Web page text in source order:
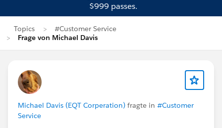
$999 passes.
Topics
#Customer Service
Frage von Michael Davis
Michael Davis (EQT Corperation) fragte in #Customer
Service